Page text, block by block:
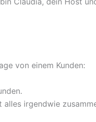
von einem Kunden:
irgendwie